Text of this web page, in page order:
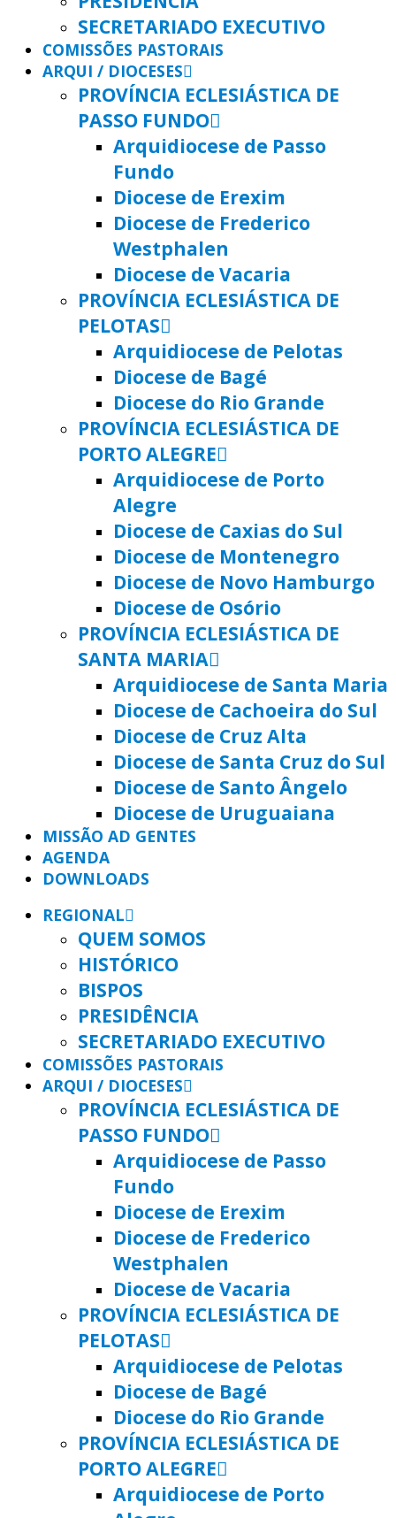
SECRETARIADO EXECUTIVO
COMISSÕES PASTORAIS
ARQUI / DIOCESES
PROVÍNCIA ECLESIÁSTICA DE
PASSO FUNDO
Arquidiocese de Passo
Fundo
Diocese de Erexim
Diocese de Frederico
Westphalen
Diocese de Vacaria
PROVÍNCIA ECLESIÁSTICA DE
PELOTAS
Arquidiocese de Pelotas
Diocese de Bagé
Diocese do Rio Grande
PROVÍNCIA ECLESIÁSTICA DE
PORTO ALEGRE
Arquidiocese de Porto
Alegre
Diocese de Caxias do Sul
Diocese de Montenegro
Diocese de Novo Hamburgo
Diocese de Osório
PROVÍNCIA ECLESIÁSTICA DE
SANTA MARIA
Arquidiocese de Santa Maria
Diocese de Cachoeira do Sul
Diocese de Cruz Alta
Diocese de Santa Cruz do Sul
Diocese de Santo Ângelo
Diocese de Uruguaiana
MISSÃO AD GENTES
AGENDA
DOWNLOADS
REGIONAL
QUEM SOMOS
HISTÓRICO
BISPOS
PRESIDÊNCIA
SECRETARIADO EXECUTIVO
COMISSÕES PASTORAIS
ARQUI / DIOCESES
PROVÍNCIA ECLESIÁSTICA DE
PASSO FUNDO
Arquidiocese de Passo
Fundo
Diocese de Erexim
Diocese de Frederico
Westphalen
Diocese de Vacaria
PROVÍNCIA ECLESIÁSTICA DE
PELOTAS
Arquidiocese de Pelotas
Diocese de Bagé
Diocese do Rio Grande
PROVÍNCIA ECLESIÁSTICA DE
PORTO ALEGRE
Arquidiocese de Porto